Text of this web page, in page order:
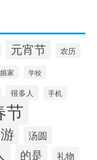
元宵节 农历
娘家 学校
很多人 手机
节
汤圆
的是 礼物